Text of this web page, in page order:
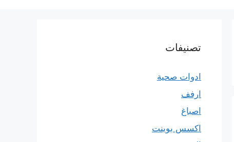
تصنيفات
ادوات صحية
ارفف
اصباغ
اكسس بوينت